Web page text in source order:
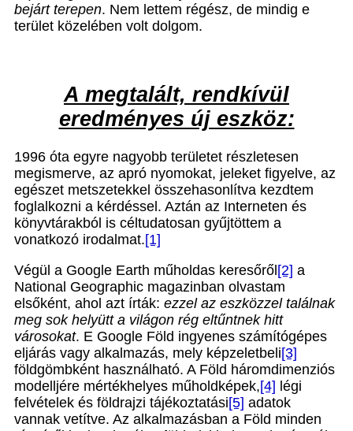
bejárt terepen. Nem lettem régész, de mindig e
terület közelében volt dolgom.
A megtalált, rendkívül
eredményes új eszköz:
1996 óta egyre nagyobb területet részletesen
megismerve, az apró nyomokat, jeleket figyelve, az
egészet metszetekkel összehasonlítva kezdtem
foglalkozni a kérdéssel. Aztán az Interneten és
könyvtárakból is céltudatosan gyűjtöttem a
vonatkozó irodalmat.[1]
Végül a Google Earth műholdas keresőről [2] a
National Geographic magazinban olvastam
elsőként, ahol azt írták: ezzel az eszközzel találnak
meg sok helyütt a világon rég eltűntnek hitt
városokat. E Google Föld ingyenes számítógépes
eljárás vagy alkalmazás, mely képzeletbeli[3]
földgömbként használható. A Föld háromdimenziós
modelljére mértékhelyes műholdképek,[4] légi
felvételek és földrajzi tájékoztatási[5] adatok
vannak vetítve. Az alkalmazásban a Föld minden